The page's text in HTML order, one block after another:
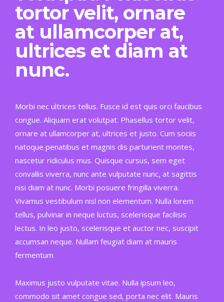
tortor velit, ornare
at ullamcorper at,
ultrices et diam at
nunc.
Morbi nec ultrices tellus. Fusce id est quis orci faucibus
congue. Aliquam erat volutpat. Phasellus tortor velit,
ornare at ullamcorper at, ultrices et justo. Cum sociis
natoque penatibus et magnis dis parturient montes,
nascetur ridiculus mus. Quisque cursus, sem eget
convallis viverra, nunc ante vulputate nunc, at sagittis
nisi diam at nunc. Morbi posuere fringilla viverra.
Vivamus vestibulum nisl non elementum. Nulla lorem
tellus, pulvinar in neque luctus, scelerisque facilisis
lectus. In leo justo, scelerisque et auctor nec, suscipit
accumsan neque. Nullam feugiat diam at mauris
fermentum
Maximus justo vulputate vitae. Nulla ipsum leo,
commodo sit amet congue sed, porta nec elit. Mauris